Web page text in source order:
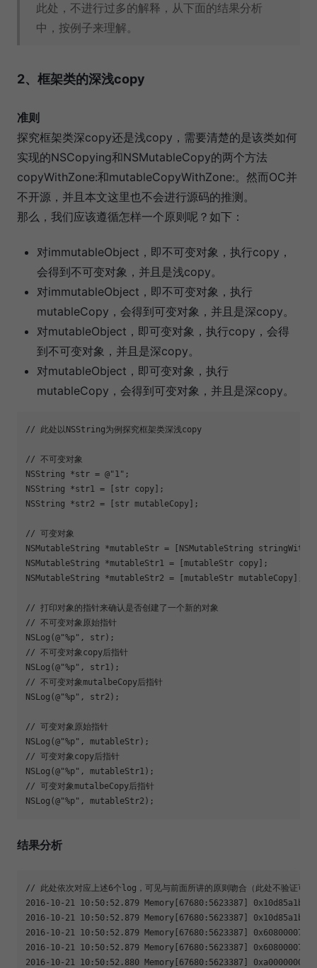
此处，不进行过多的解释，从下面的结果分析
中，按例子来理解。
2、框架类的深浅copy
准则
探究框架类深copy还是浅copy，需要清楚的是该类如何
实现的NSCopying和NSMutableCopy的两个方法
copyWithZone:和mutableCopyWithZone:。然而OC并
不开源，并且本文这里也不会进行源码的推测。
那么，我们应该遵循怎样一个原则呢？如下：
对immutableObject，即不可变对象，执行copy，
会得到不可变对象，并且是浅copy。
对immutableObject，即不可变对象，执行
mutableCopy，会得到可变对象，并且是深copy。
对mutableObject，即可变对象，执行copy，会得
到不可变对象，并且是深copy。
对mutableObject，即可变对象，执行
mutableCopy，会得到可变对象，并且是深copy。
// 此处以NSString为例探究框架类深浅copy
// 不可变对象
NSString *str = @"1";
NSString *str1 = [str copy];
NSString *str2 = [str mutableCopy];
// 可变对象
NSMutableString *mutableStr = [NSMutableString
NSMutableString *mutableStr1 = [mutableStr copy];
NSMutableString *mutableStr2 = [mutableStr mutableCopy];
// 打印对象的指针来确认是否创建了一个新的对象
// 不可变对象原始指针
NSLog(@"%p", str);
// 不可变对象copy后指针
NSLog(@"%p", str1);
// 不可变对象mutalbeCopy后指针
NSLog(@"%p", str2);
// 可变对象原始指针
NSLog(@"%p", mutableStr);
// 可变对象copy后指针
NSLog(@"%p", mutableStr1);
// 可变对象mutalbeCopy后指针
NSLog(@"%p", mutableStr2);
结果分析
// 此处依次对应上述6个log，可见与前面所讲的原则吻合（此处不验证可变
2016-10-21 10:50:52.879 Memory[67680:5623387] 0x10d85a1b0
2016-10-21 10:50:52.879 Memory[67680:5623387] 0x10d85a1b0
2016-10-21 10:50:52.879 Memory[67680:5623387]
2016-10-21 10:50:52.879 Memory[67680:5623387]
2016-10-21 10:50:52.880 Memory[67680:5623387]